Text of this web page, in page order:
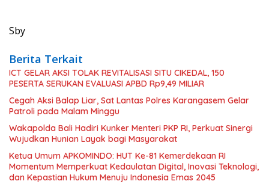
Sby
Berita Terkait
ICT GELAR AKSI TOLAK REVITALISASI SITU CIKEDAL, 150
PESERTA SERUKAN EVALUASI APBD Rp9,49 MILIAR
Cegah Aksi Balap Liar, Sat Lantas Polres Karangasem Gelar
Patroli pada Malam Minggu
Wakapolda Bali Hadiri Kunker Menteri PKP RI, Perkuat Sinergi
Wujudkan Hunian Layak bagi Masyarakat
Ketua Umum APKOMINDO: HUT Ke-81 Kemerdekaan RI
Momentum Memperkuat Kedaulatan Digital, Inovasi Teknologi,
dan Kepastian Hukum Menuju Indonesia Emas 2045